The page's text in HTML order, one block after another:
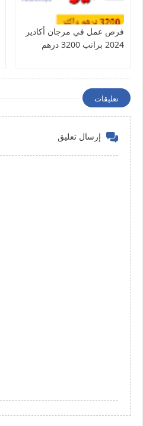
فرص عمل في مرجان أكادير
2024 براتب 3200 درهم
تعليقات
إرسال تعليق